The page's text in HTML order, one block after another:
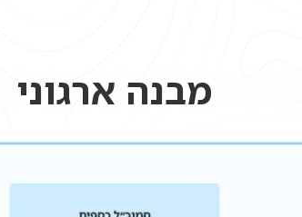
מבנה ארגוני